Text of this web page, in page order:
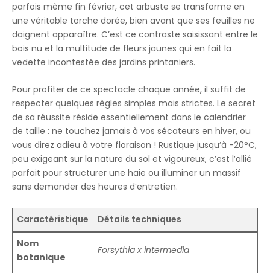
parfois même fin février, cet arbuste se transforme en
une véritable torche dorée, bien avant que ses feuilles ne
daignent apparaître. C’est ce contraste saisissant entre le
bois nu et la multitude de fleurs jaunes qui en fait la
vedette incontestée des jardins printaniers.
Pour profiter de ce spectacle chaque année, il suffit de
respecter quelques règles simples mais strictes. Le secret
de sa réussite réside essentiellement dans le calendrier
de taille : ne touchez jamais à vos sécateurs en hiver, ou
vous direz adieu à votre floraison ! Rustique jusqu’à -20°C,
peu exigeant sur la nature du sol et vigoureux, c’est l’allié
parfait pour structurer une haie ou illuminer un massif
sans demander des heures d’entretien.
Caractéristique
Détails techniques
Nom
botanique
Forsythia x intermedia